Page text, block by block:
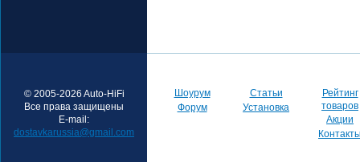
© 2005-2026 Auto-HiFi
Все права защищены
E-mail:
dostavkarussia@gmail.com
Шоурум
Форум
Статьи
Установка
Рейтинг
товаров
Акции